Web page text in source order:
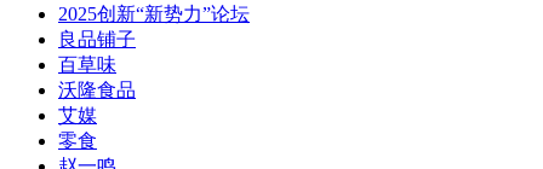
2025创新“新势力”论坛
良品铺子
百草味
沃隆食品
艾媒
零食